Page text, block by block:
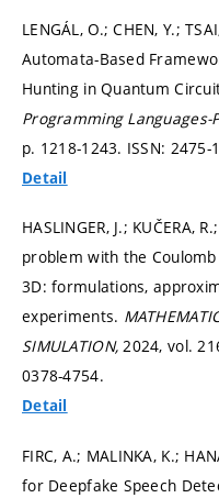
LENGÁL, O.; CHEN, Y.;
Automata-Based
Hunting in Quantum
Programming Languages-
p. 1218-1243. ISSN: 2475-
Detail
HASLINGER, J.; KUČERA,
problem with the
3D: formulations,
experiments.
SIMULATION,2024, vol.
0378-4754.
Detail
FIRC, A.; MALINKA, K.;
for Deepfake Speech